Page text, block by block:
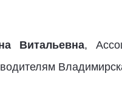
Витальевна,